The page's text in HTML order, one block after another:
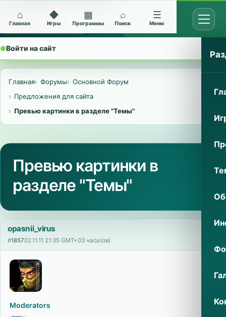
Архив Nokia 5228
●Войти на сайт
⌂
Главная
◆
Игры
▦
Программы
⌕
Поиск
☰
Меню
Главная Форумы
Основной Форум
Предложения для сайта
Превью картинки в разделе "Темы"
Превью картинки в
разделе "Темы"
opasnii_virus
#185702.11.11 21:35 GMT+03 часа(ов)
Moderators